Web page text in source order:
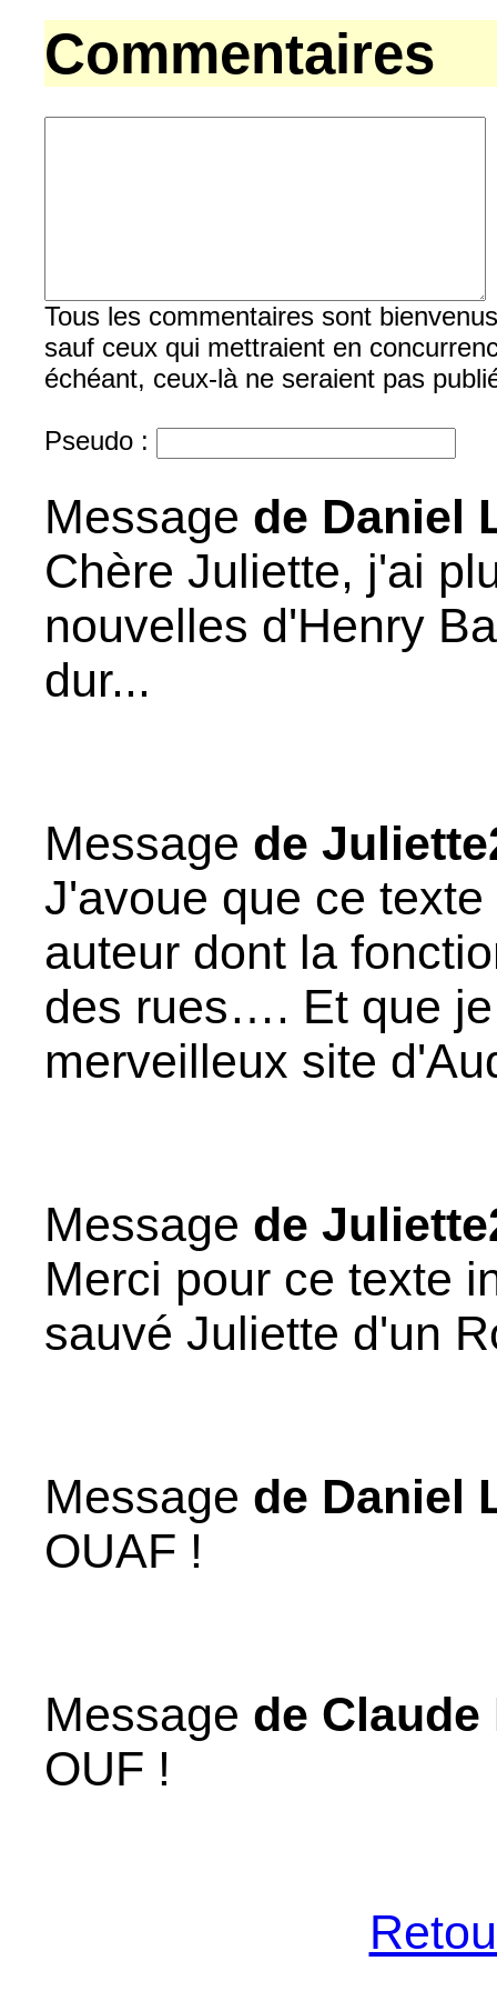
Commentaires
Tous les commentaires sont
sauf ceux qui mettraient en
échéant, ceux-là ne seraient pas
Pseudo :
Message de Daniel
Chère Juliette, j'ai
nouvelles d'Henry
dur...
Message de
J'avoue que ce
auteur dont la
des rues…. Et que
merveilleux site
Message de
Merci pour ce texte
sauvé Juliette d'un
Message de Daniel
OUAF !
Message de Claude
OUF !